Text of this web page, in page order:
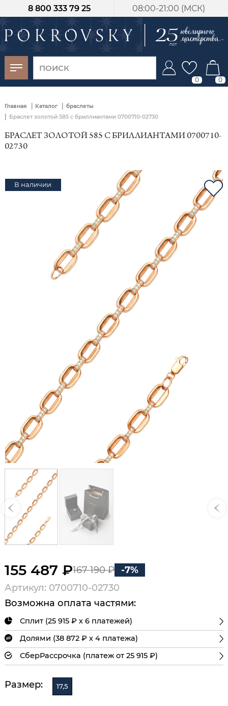
08:00-21:00 (МСК)
8 800 333 79 25
0 0
Главная | Каталог | браслеты
| Браслет золотой 585 с бриллиантами 0700710-02730
БРАСЛЕТ ЗОЛОТОЙ 585 С БРИЛЛИАНТАМИ 0700710-
02730
В наличии
155 487 ₽167 190 ₽
-7%
Артикул: 0700710-02730
Возможна оплата частями:
Сплит (25 915 ₽ х 6 платежей)
Долями (38 872 ₽ х 4 платежа)
СберРассрочка (платеж от 25 915 ₽)
Размер: 17,5
-30%
от 15 дней с
момента оплаты